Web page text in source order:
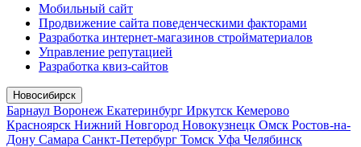
Мобильный сайт
Продвижение сайта поведенческими факторами
Разработка интернет-магазинов стройматериалов
Управление репутацией
Разработка квиз-сайтов
Новосибирск
Барнаул Воронеж Екатеринбург Иркутск Кемерово
Красноярск Нижний Новгород Новокузнецк Омск Ростов-на-
Дону Самара Санкт-Петербург Томск Уфа Челябинск